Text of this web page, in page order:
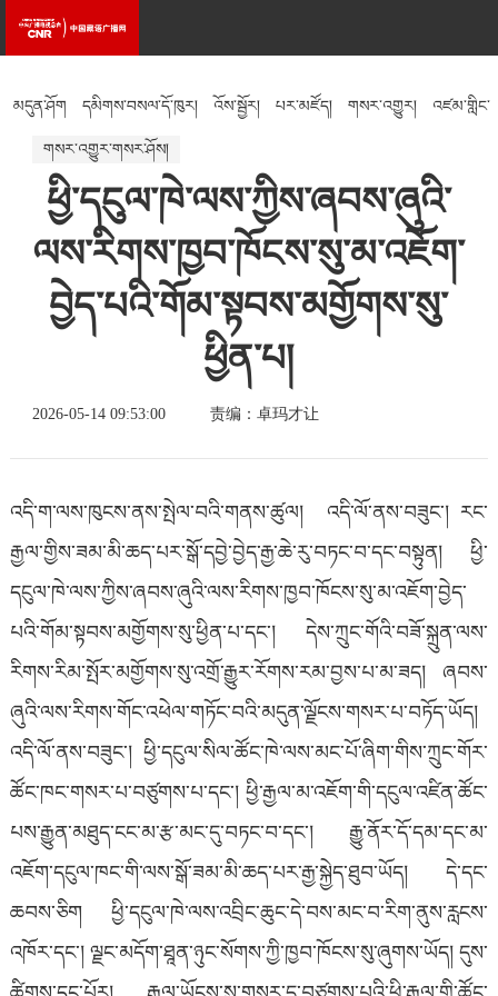
མདུན་ཤོག དམིགས་བསལ་དོ་ཁུར། འོས་སྦྱོར། པར་མཛོད། གསར་འགྱུར། འཛམ་གླིང་
སྐར་ཁུངས།
གསར་འགྱུར་གསར་ཤོས།
ཕྱི་དངུལ་ཁེ་ལས་ཀྱིས་ཞབས་ཞུའི་
ལས་རིགས་ཁྱབ་ཁོངས་སུ་མ་འཇོག་
བྱེད་པའི་གོམ་སྟབས་མགྱོགས་སུ་
ཕྱིན་པ།
2026-05-14 09:53:00 责编：卓玛才让
འདི་ག་ལས་ཁུངས་ནས་སྤེལ་བའི་གནས་ཚུལ། འདི་ལོ་ནས་བཟུང་། རང་
རྒྱལ་གྱིས་ཟམ་མི་ཆད་པར་སྒོ་དབྱེ་བྱེད་རྒྱ་ཆེ་རུ་བཏང་བ་དང་བསྟུན། ཕྱི་
དངུལ་ཁེ་ལས་ཀྱིས་ཞབས་ཞུའི་ལས་རིགས་ཁྱབ་ཁོངས་སུ་མ་འཇོག་བྱེད་
པའི་གོམ་སྟབས་མགྱོགས་སུ་ཕྱིན་པ་དང་། དེས་ཀྲུང་གོའི་བཟོ་སྐྲུན་ལས་
རིགས་རིམ་སྤོར་མགྱོགས་སུ་འགྲོ་རྒྱུར་རོགས་རམ་བྱས་པ་མ་ཟད། ཞབས་
ཞུའི་ལས་རིགས་གོང་འཕེལ་གཏོང་བའི་མདུན་ལྗོངས་གསར་པ་བཏོད་ཡོད།
འདི་ལོ་ནས་བཟུང་། ཕྱི་དངུལ་སིལ་ཚོང་ཁེ་ལས་མང་པོ་ཞིག་གིས་ཀྲུང་གོར་
ཚོང་ཁང་གསར་པ་བཙུགས་པ་དང་། ཕྱི་རྒྱལ་མ་འཇོག་གི་དངུལ་འཛིན་ཚོང་
པས་རྒྱུན་མཐུད་ངང་མ་རྩ་མང་དུ་བཏང་བ་དང་། རྒྱུ་ནོར་དོ་དམ་དང་མ་
འཇོག་དངུལ་ཁང་གི་ལས་སྒོ་ཟམ་མི་ཆད་པར་རྒྱ་སྐྱེད་ཐུབ་ཡོད། དེ་དང་
ཆབས་ཅིག ཕྱི་དངུལ་ཁེ་ལས་འབྲིང་ཆུང་དེ་བས་མང་བ་རིག་ནུས་རླངས་
འཁོར་དང་། ལྗང་མདོག་ཐཱན་ཉུང་སོགས་ཀྱི་ཁྱབ་ཁོངས་སུ་ཞུགས་ཡོད། དུས་